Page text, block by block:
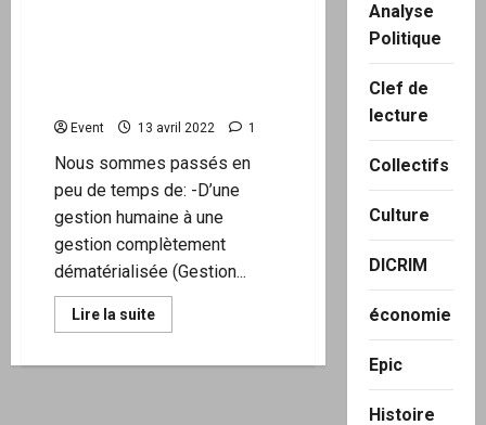
Event 13 avril 2022 1
Nous sommes passés en
peu de temps de: -D’une
gestion humaine à une
gestion complètement
dématérialisée (Gestion...
Lire la suiteEn
savoir
Analyse
Politique
Clef de
lecture
Collectifs
Culture
DICRIM
économie
Epic
Histoire